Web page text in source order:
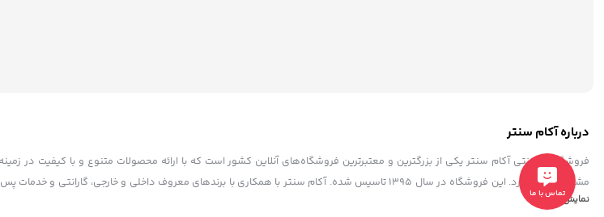
درباره آکام سنتر
فروشگاه اینترنتی آکام سنتر یکی از بزرگترین و معتبرترین فروشگاه‌های آنلاین کشور است که با ارائه محصولات متنوع و با کیفیت در
مشتریان خود دارد. این فروشگاه در سال ۱۳۹۵ تاسیس شده. آکام سنتر با همکاری با برندهای معروف داخلی و خارجی،
به فرد، پشتیبانی حرفه ای، به عنوان یک فروشگاه مطمئن و مورد اعتماد شناخته شده است. آکام سنتر با هدف توسعه بازار خرید و فروش
نمایش بیشتر
تماس با ما